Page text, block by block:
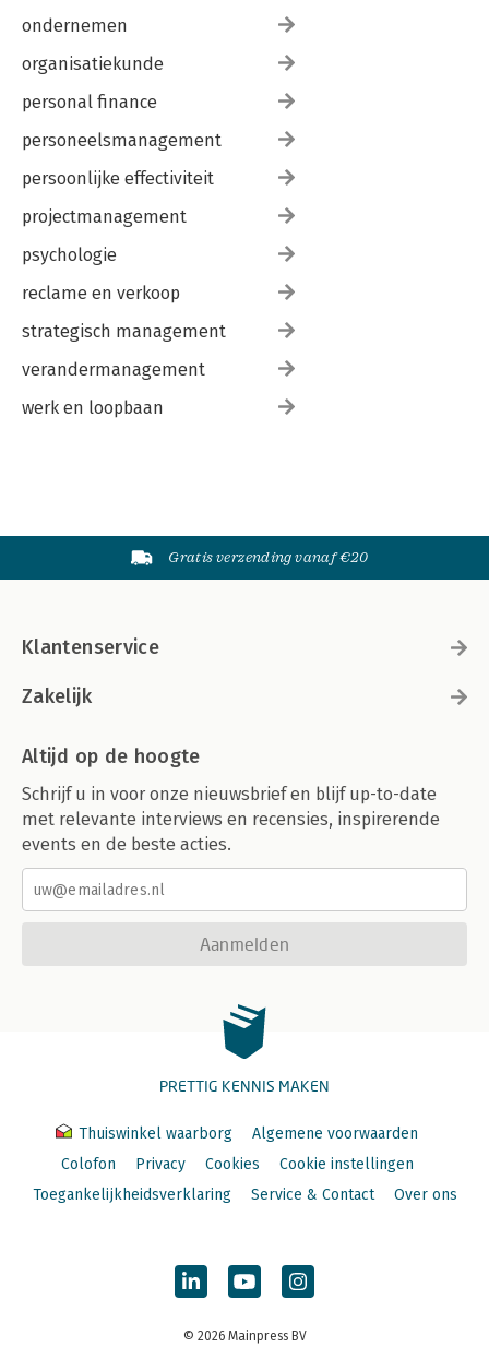
ondernemen
organisatiekunde
personal finance
personeelsmanagement
persoonlijke effectiviteit
projectmanagement
psychologie
reclame en verkoop
strategisch management
verandermanagement
werk en loopbaan
Gratis verzending vanaf €20
Klantenservice
Zakelijk
Altijd op de hoogte
Schrijf u in voor onze nieuwsbrief en blijf up-to-date
met relevante interviews en recensies, inspirerende
events en de beste acties.
Aanmelden
PRETTIG KENNIS MAKEN
Thuiswinkel waarborg
Algemene voorwaarden
Colofon
Privacy Cookies
Cookie instellingen
Toegankelijkheidsverklaring
Service & Contact Over ons
© 2026 Mainpress BV